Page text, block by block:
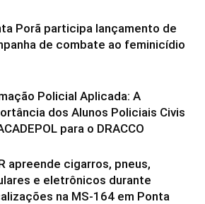
Porã participa lançamento de
de combate ao feminicídio
Policial Aplicada: A
dos Alunos Policiais Civis
para o DRACCO
apreende cigarros, pneus,
e eletrônicos durante
na MS-164 em Ponta